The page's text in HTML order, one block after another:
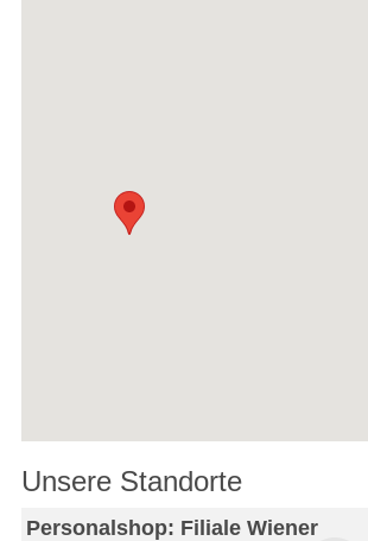
Unsere Standorte
Personalshop: Filiale Wiener